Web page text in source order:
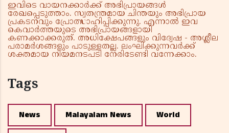
ഇവിടെ വായനക്കാർക്ക് അഭിപ്രായങ്ങൾ
രേഖപ്പെടുത്താം. സ്വതന്ത്രമായ ചിന്തയും അഭിപ്രായ
പ്രകടനവും പ്രോത്സാഹിപ്പിക്കുന്നു. എന്നാൽ ഇവ
കെവാർത്തയുടെ അഭിപ്രായങ്ങളായി
കണക്കാക്കരുത്. അധിക്ഷേപങ്ങളും വിദ്വേഷ - അശ്ലീല
പരാമർശങ്ങളും പാടുള്ളതല്ല. ലംഘിക്കുന്നവർക്ക്
ശക്തമായ നിയമനടപടി നേരിടേണ്ടി വന്നേക്കാം.
Tags
News Malayalam News World